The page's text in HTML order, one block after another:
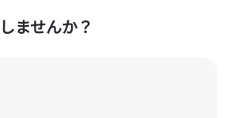
ませんか？